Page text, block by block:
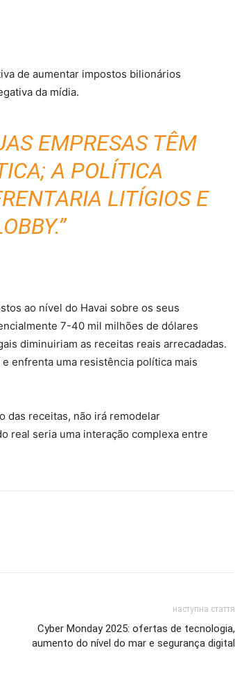
de aumentar impostos bilionários
da mídia.
EMPRESAS TÊM
A POLÍTICA
LITÍGIOS E
ao nível do Havai sobre os seus
7-40 mil milhões de dólares
diminuiriam as receitas reais arrecadadas.
enfrenta uma resistência política mais
das receitas, não irá remodelar
real seria uma interação complexa entre
наступна стаття
Cyber ​​Monday 2025: ofertas de tecnologia,
aumento do nível do mar e segurança digital